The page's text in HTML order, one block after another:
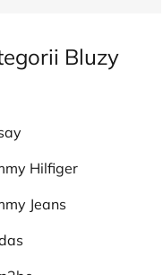
Bluzy
Hilfiger
Jeans